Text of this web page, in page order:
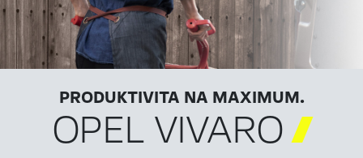
PRODUKTIVITA NA MAXIMUM.
OPEL VIVARO